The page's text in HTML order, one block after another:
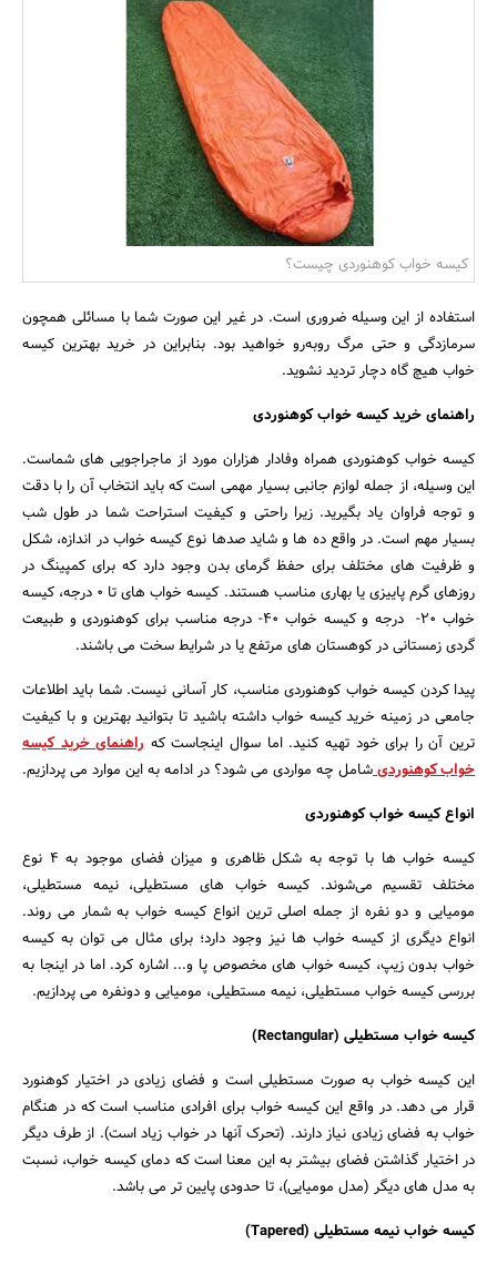
بانک، بیمه و سرمایه
مسکن و ساختمان
جستجو
کیسه خواب کوهنوردی چیست؟
استفاده از این وسیله ضروری است. در غیر این صورت شما با مسائلی همچون
سرمازدگی و حتی مرگ روبه‌رو خواهید بود. بنابراین در خرید بهترین کیسه
خواب هیچ گاه دچار تردید نشوید.
راهنمای خرید کیسه خواب کوهنوردی
کیسه خواب کوهنوردی همراه وفادار هزاران مورد از ماجراجویی های شماست.
این وسیله، از جمله لوازم جانبی بسیار مهمی است که باید انتخاب آن را با دقت
و توجه فراوان یاد بگیرید. زیرا راحتی و کیفیت استراحت شما در طول شب
بسیار مهم است. در واقع ده ها و شاید صدها نوع کیسه خواب در اندازه، شکل
و ظرفیت های مختلف برای حفظ گرمای بدن وجود دارد که برای کمپینگ در
روزهای گرم پاییزی یا بهاری مناسب هستند. کیسه خواب های تا 0 درجه، کیسه
خواب 20- درجه و کیسه خواب 40- درجه مناسب برای کوهنوردی و طبیعت
گردی زمستانی در کوهستان های مرتفع یا در شرایط سخت می باشند.
پیدا کردن کیسه خواب کوهنوردی مناسب، کار آسانی نیست. شما باید اطلاعات
جامعی در زمینه خرید کیسه خواب داشته باشید تا بتوانید بهترین و با کیفیت
ترین آن را برای خود تهیه کنید. اما سوال اینجاست کهراهنمای خرید کیسه
خواب کوهنوردیشامل چه مواردی می‌ شود؟ در ادامه به این موارد می‌ پردازیم.
انواع کیسه خواب کوهنوردی
کیسه خواب‌ ها با توجه به شکل ظاهری و میزان فضای موجود به 4 نوع
مختلف تقسیم می‌شوند. کیسه خواب‌ های مستطیلی، نیمه مستطیلی،
مومیایی و دو نفره از جمله اصلی‌ ترین انواع کیسه خواب به شمار می‌ روند.
انواع دیگری از کیسه خواب‌ ها نیز وجود دارد؛ برای مثال می‌ توان به کیسه
خواب بدون زیپ، کیسه خواب‌ های مخصوص پا و... اشاره کرد. اما در اینجا به
بررسی کیسه خواب مستطیلی، نیمه مستطیلی، مومیایی و دونفره می‌ پردازیم.
کیسه خواب مستطیلی (Rectangular)
این کیسه خواب به صورت مستطیلی است و فضای زیادی در اختیار کوهنورد
قرار می‌ دهد. در واقع این کیسه خواب برای افرادی مناسب است که در هنگام
خواب به فضای زیادی نیاز دارند. (تحرک آنها در خواب زیاد است). از طرف دیگر
در اختیار گذاشتن فضای بیشتر به این معنا است که دمای کیسه خواب، نسبت
به مدل‌ های دیگر (مدل مومیایی)، تا حدودی پایین‌ تر می‌ باشد.
کیسه خواب نیمه مستطیلی (Tapered)